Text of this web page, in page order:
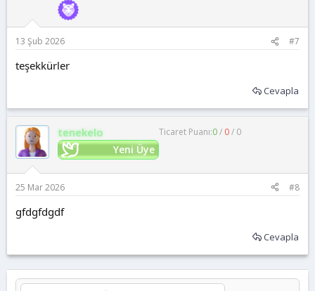
13 Şub 2026 #7
teşekkürler
Cevapla
tenekelo
Yeni Üye
Ticaret Puanı:0/ 0/ 0
25 Mar 2026 #8
gfdgfdgdf
Cevapla